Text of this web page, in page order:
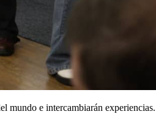
mundo e intercambiarán experiencias.